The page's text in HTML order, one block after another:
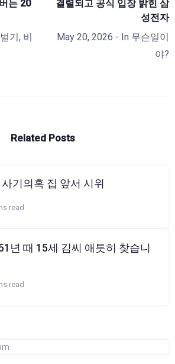
는 20
기, 비
결렬되고 공식 입장 밝힌 삼
성전자
May 20, 2026 - In 무슨일이
야?
Related Posts
기의혹 집 앞서 시위
read
년 때 15세 김씨 애틋히 찾습니
read